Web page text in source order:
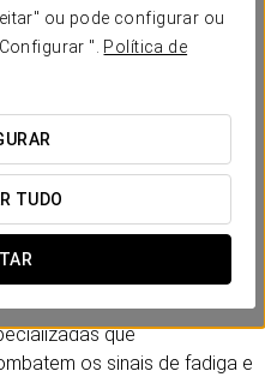
ou pode configurar ou
". Política de
TUDO
Bissé
merece.
e todas as obrigações.
de 60 minutos concebido
a sua pele com Vitamina
que
os sinais de fadiga e